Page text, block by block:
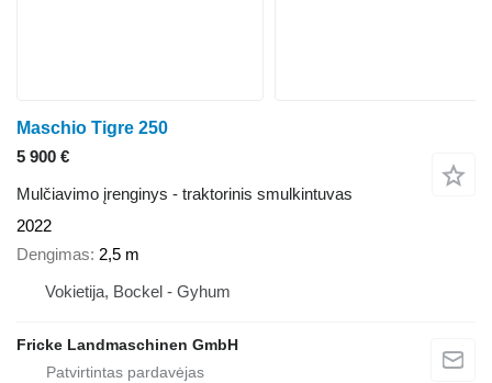
Maschio Tigre 250
5 900 €
Mulčiavimo įrenginys - traktorinis smulkintuvas
2022
Dengimas 2,5 m
Vokietija, Bockel - Gyhum
Fricke Landmaschinen GmbH